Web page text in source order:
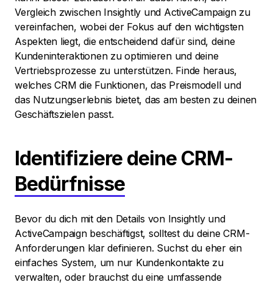
Vergleich zwischen Insightly und ActiveCampaign zu
vereinfachen, wobei der Fokus auf den wichtigsten
Aspekten liegt, die entscheidend dafür sind, deine
Kundeninteraktionen zu optimieren und deine
Vertriebsprozesse zu unterstützen. Finde heraus,
welches CRM die Funktionen, das Preismodell und
das Nutzungserlebnis bietet, das am besten zu deinen
Geschäftszielen passt.
Identifiziere deine CRM-
Bedürfnisse
Bevor du dich mit den Details von Insightly und
ActiveCampaign beschäftigst, solltest du deine CRM-
Anforderungen klar definieren. Suchst du eher ein
einfaches System, um nur Kundenkontakte zu
verwalten, oder brauchst du eine umfassende